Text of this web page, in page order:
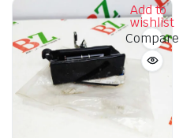
Add to
wishlist
Compare